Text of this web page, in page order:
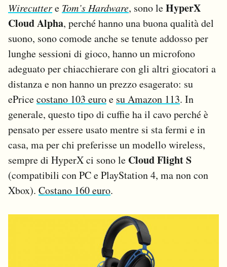
Wirecuttere Tom’s Hardware, sono leHyperX
Cloud Alpha, perché hanno una buona qualità del
suono, sono comode anche se tenute addosso per
lunghe sessioni di gioco, hanno un microfono
adeguato per chiacchierare con gli altri giocatori a
distanza e non hanno un prezzo esagerato: su
ePricecostano 103 euroe su Amazon 113. In
generale, questo tipo di cuffie ha il cavo perché è
pensato per essere usato mentre si sta fermi e in
casa, ma per chi preferisse un modello wireless,
sempre di HyperX ci sono le Cloud Flight S
(compatibili con PC e PlayStation 4, ma non con
Xbox). Costano 160 euro.